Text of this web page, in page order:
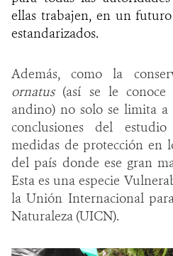
ellas trabajen, en un
estandarizados.
Además, como la
ornatus(así se le conoce
andino) no solo se limita a
conclusiones del
medidas de protección en
del país donde ese gran
Esta es una especie
la Unión Internacional
Naturaleza (UICN).